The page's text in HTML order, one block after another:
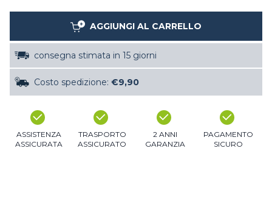
AGGIUNGI AL CARRELLO
consegna stimata in 15 giorni
Costo spedizione: €9,90
ASSISTENZA
ASSICURATA
TRASPORTO
ASSICURATO
2 ANNI
GARANZIA
PAGAMENTO
SICURO